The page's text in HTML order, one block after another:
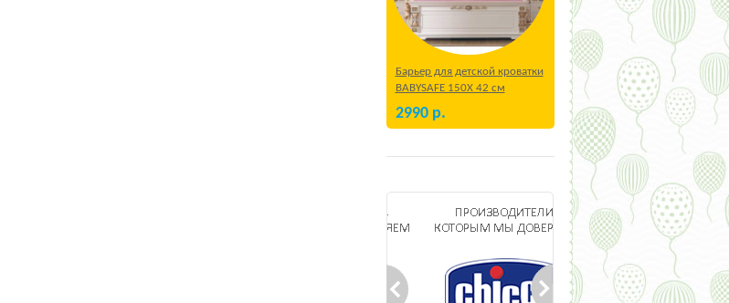
Барьер для детской кроватки
BABYSAFE 150Х 42 см
Бежевый
2990 р.